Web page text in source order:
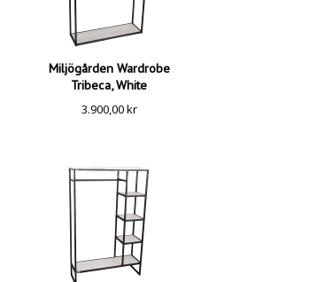
Miljögården Wardrobe
Tribeca, White
3.900,00kr